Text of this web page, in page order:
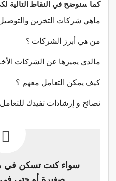
كما سنوضح في النقاط التالية
ماهي شركات التخزين والتوصيل
من هي أبرز الشركات ؟
مالذي يميزها عن الشركات
كيف يمكن التعامل معهم ؟
نصائح و إرشادات تفيدك
سواء كنت تسكن في